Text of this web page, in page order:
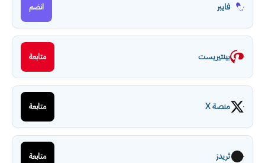
فايبر انضم
بينتيريست متابعة
منصة X متابعة
ثريدز متابعة